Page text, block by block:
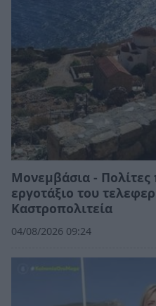
Μονεμβάσια - Πολίτες
εργοτάξιο του
Καστροπολιτεία
04/08/2026 09:24